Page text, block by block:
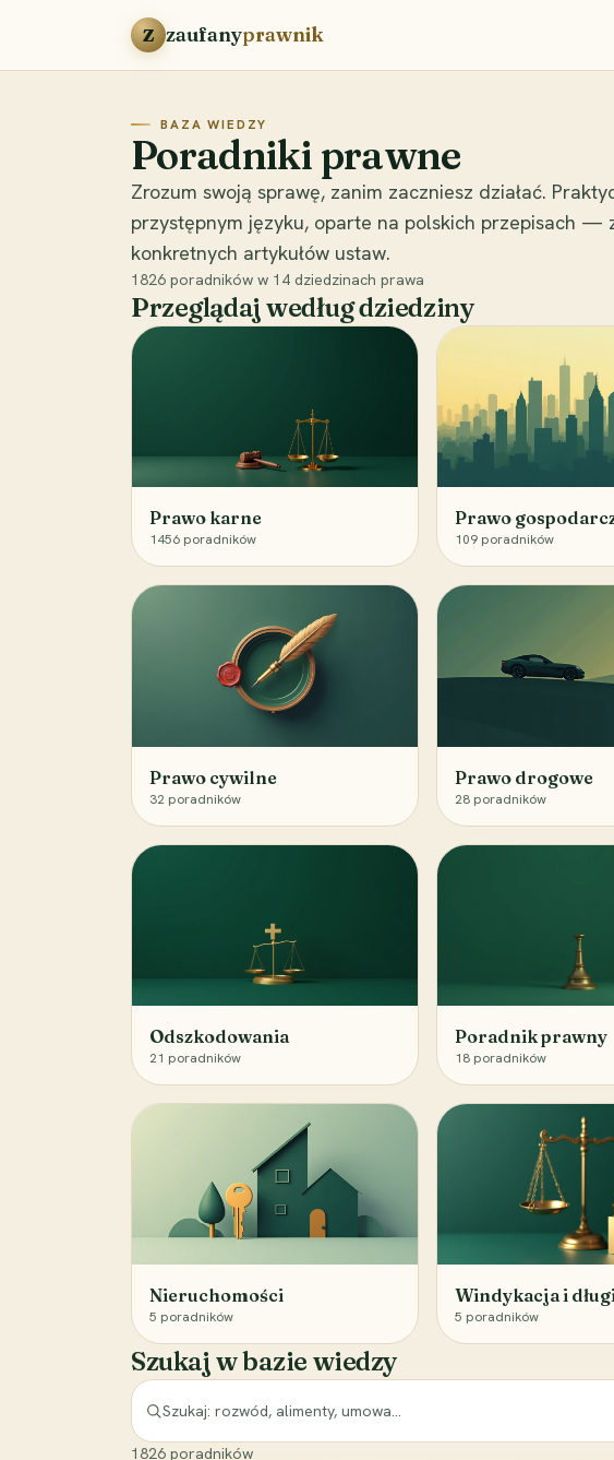
Przejdź do treści
Z zaufanyprawnik
BAZA WIEDZY
Poradniki prawne
Zrozum swoją sprawę, zanim zaczniesz działać.
przystępnym języku, oparte na polskich przepisach —
konkretnych artykułów ustaw.
1826 poradników w 14 dziedzinach prawa
Przeglądaj według dziedziny
Prawo karne
1456 poradników
Prawo
109 poradników
Prawo cywilne
32 poradników
Prawo drogowe
28 poradników
Odszkodowania
21 poradników
Poradnik prawny
18 poradników
Nieruchomości
5 poradników
Windykacja i
5 poradników
Szukaj w bazie wiedzy
1826 poradników